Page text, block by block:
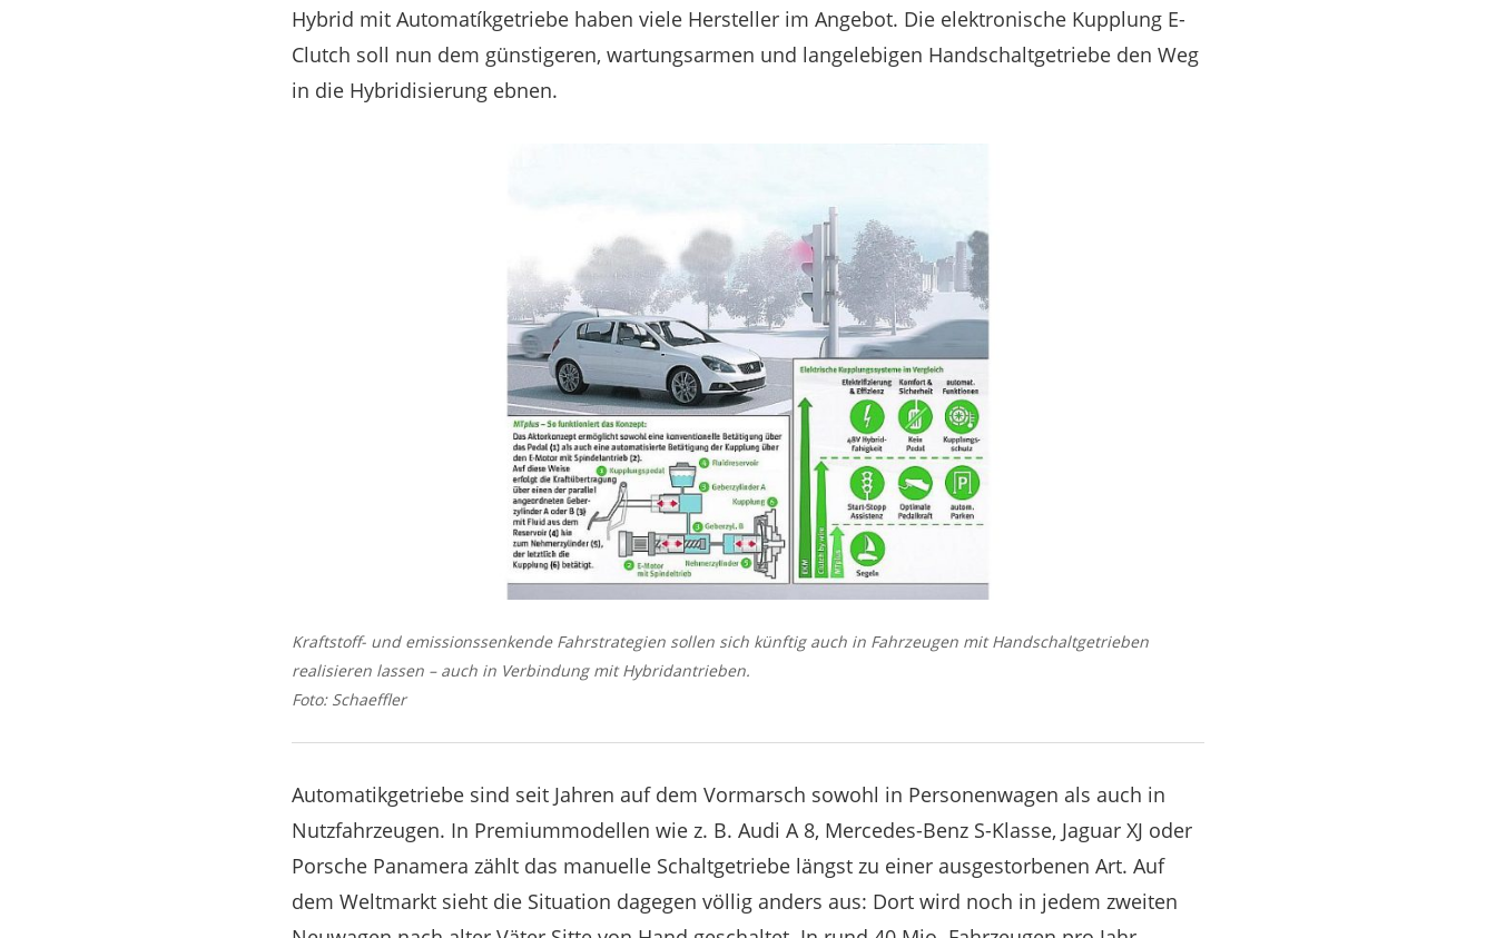
Hybrid mit Automatíkgetriebe haben viele Hersteller im Angebot. Die elektronische Kupplung E-
Clutch soll nun dem günstigeren, wartungsarmen und langelebigen Handschaltgetriebe den Weg
in die Hybridisierung ebnen.
Kraftstoff- und emissionssenkende Fahrstrategien sollen sich künftig auch in Fahrzeugen mit Handschaltgetrieben
realisieren lassen – auch in Verbindung mit Hybridantrieben.
Foto: Schaeffler
Automatikgetriebe sind seit Jahren auf dem Vormarsch sowohl in Personenwagen als auch in
Nutzfahrzeugen. In Premiummodellen wie z. B. Audi A 8, Mercedes-Benz S-Klasse, Jaguar XJ oder
Porsche Panamera zählt das manuelle Schaltgetriebe längst zu einer ausgestorbenen Art. Auf
dem Weltmarkt sieht die Situation dagegen völlig anders aus: Dort wird noch in jedem zweiten